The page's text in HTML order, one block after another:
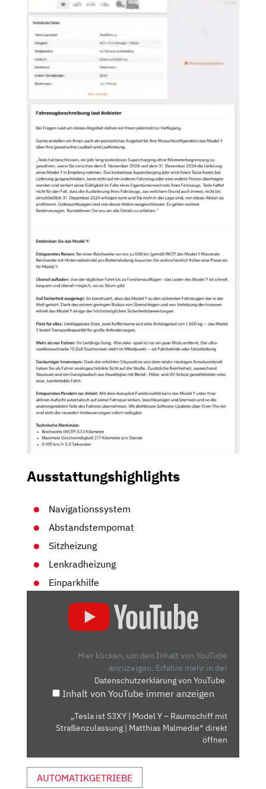
Ausstattungshighlights
Navigationssystem
Abstandstempomat
Sitzheizung
Lenkradheizung
Einparkhilfe
RAUMSCHIFF
STRASSENZULASSUNG |
ALMEDIE“ V
ON Y
Hier klicken, um den Inhalt von YouTube
anzuzeigen. Erfahre mehr in der
Datenschutzerklärung von YouTube.
Inhalt von YouTube immer anzeigen
„Tesla ist S3XY | Model Y – Raumschiff mit
Straßenzulassung | Matthias Malmedie“ direkt
öffnen
AUTOMATIKGETRIEBE